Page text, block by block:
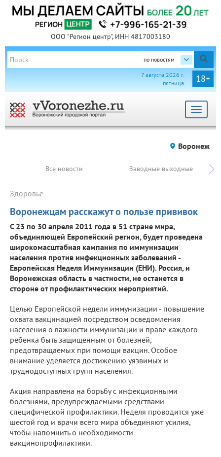
ООО "Регион центр", ИНН 4817003180
по новостям
18+
7 августа 2026 г.
пятница
Toggle
Воронеж
Все новости Заводные выходные
Воронежцам расскажут о пользе прививок
Здоровье
С 23 по 30 апреля 2011 года в 51 стране мира,
объединяющей Европейский регион, будет проведена
широкомасштабная кампания по иммунизации
населения против инфекционных заболеваний -
Европейская Неделя Иммунизации (ЕНИ). Россия, и
Воронежская область в частности, не останется в
стороне от профилактических мероприятий.
Целью Европейской недели иммунизации - повышение
охвата вакцинацией посредством осведомления
населения о важности иммунизации и праве каждого
ребенка быть защищенным от болезней,
предотвращаемых при помощи вакцин. Особое
внимание уделяется достижению уязвимых и
труднодоступных групп населения.
Акция направлена на борьбу с инфекционными
болезнями, предупреждаемыми средствами
специфической профилактики. Неделя проводится уже
шестой год и врачи всего мира объединяют усилия,
чтобы напомнить о необходимости
вакцинопрофилактики.